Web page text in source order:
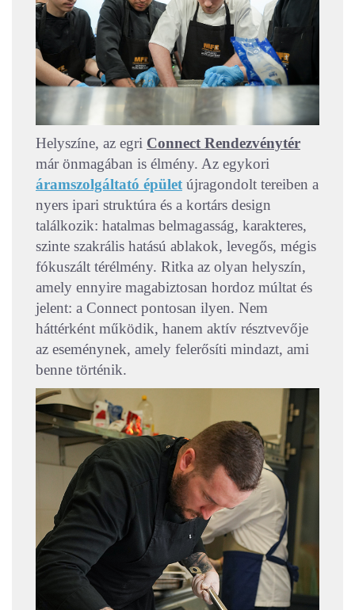
Helyszíne, az egri Connect Rendezvénytér
már önmagában is élmény. Az egykori
áramszolgáltató épület újragondolt tereiben a
nyers ipari struktúra és a kortárs design
találkozik: hatalmas belmagasság, karakteres,
szinte szakrális hatású ablakok, levegős, mégis
fókuszált térélmény. Ritka az olyan helyszín,
amely ennyire magabiztosan hordoz múltat és
jelent: a Connect pontosan ilyen. Nem
háttérként működik, hanem aktív résztvevője
az eseménynek, amely felerősíti mindazt, ami
benne történik.